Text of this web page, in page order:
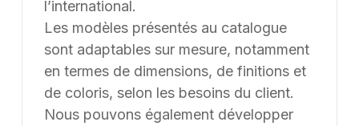
l’international.
Les modèles présentés au catalogue
sont adaptables sur mesure, notamment
en termes de dimensions, de finitions et
de coloris, selon les besoins du client.
Nous pouvons également développer